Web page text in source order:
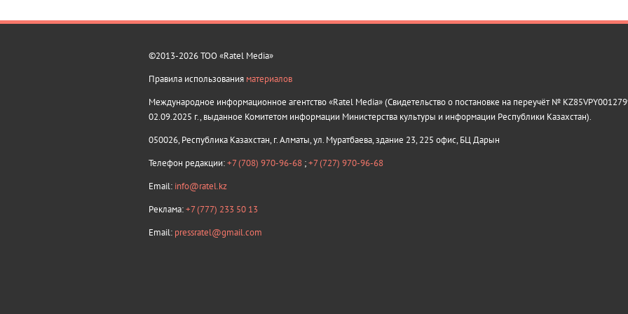
©2013-2026 ТОО «Ratel Media»
Правила использования материалов
Международное информационное агентство «Ratel Media» (Свидетельство о постановке на переучёт №
02.09.2025 г., выданное Комитетом информации Министерства культуры и информации Республики Казахстан).
050026, Республика Казахстан, г. Алматы, ул. Муратбаева, здание 23, 225 офис, БЦ Дарын
Телефон редакции:+7 (708) 970-96-68 ;+7 (727) 970-96-68
Email: info@ratel.kz
Реклама:+7 (777) 233 50 13
Email: pressratel@gmail.com